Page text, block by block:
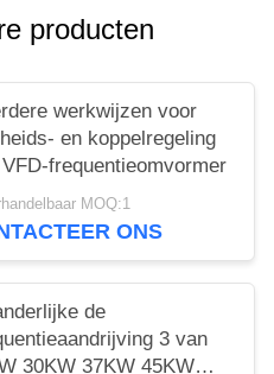
producten
werkwijzen voor
en koppelregeling
frequentieomvormer
MOQ:1
ONS
de
3 van
30KW 37KW 45KW